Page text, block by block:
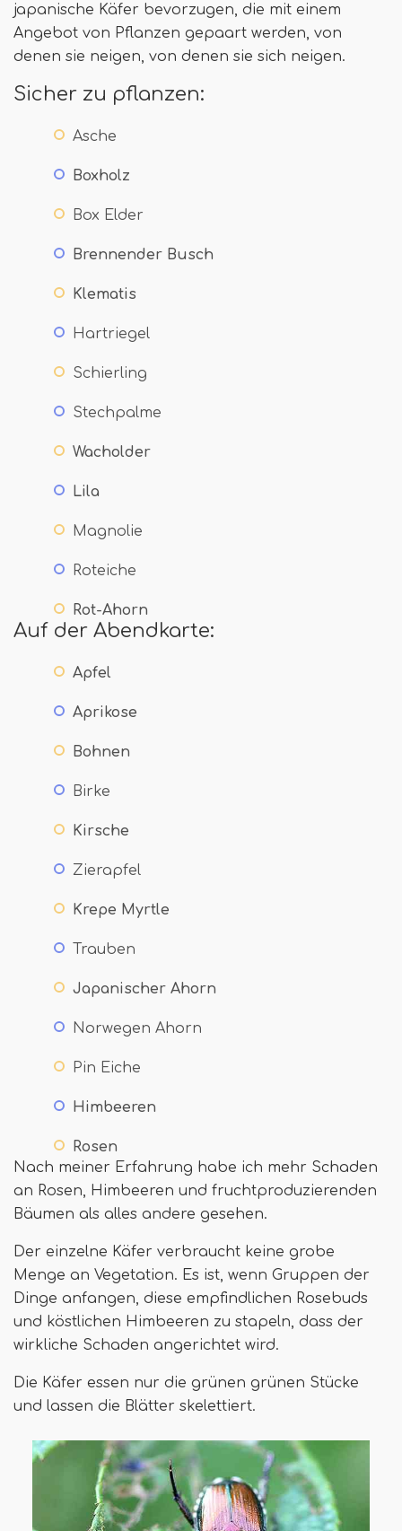
japanische Käfer bevorzugen, die mit einem
Angebot von Pflanzen gepaart werden, von
denen sie neigen, von denen sie sich neigen.
Sicher zu pflanzen:
Asche
Boxholz
Box Elder
Brennender Busch
Klematis
Hartriegel
Schierling
Stechpalme
Wacholder
Lila
Magnolie
Roteiche
Rot-Ahorn
Auf der Abendkarte:
Apfel
Aprikose
Bohnen
Birke
Kirsche
Zierapfel
Krepe Myrtle
Trauben
Japanischer Ahorn
Norwegen Ahorn
Pin Eiche
Himbeeren
Rosen
Nach meiner Erfahrung habe ich mehr Schaden
an Rosen, Himbeeren und fruchtproduzierenden
Bäumen als alles andere gesehen.
Der einzelne Käfer verbraucht keine grobe
Menge an Vegetation. Es ist, wenn Gruppen der
Dinge anfangen, diese empfindlichen Rosebuds
und köstlichen Himbeeren zu stapeln, dass der
wirkliche Schaden angerichtet wird.
Die Käfer essen nur die grünen grünen Stücke
und lassen die Blätter skelettiert.